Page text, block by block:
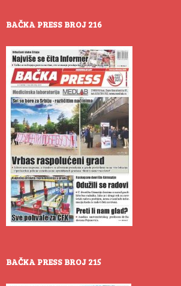
BAČKA PRESS BROJ 216
BAČKA PRESS BROJ 215